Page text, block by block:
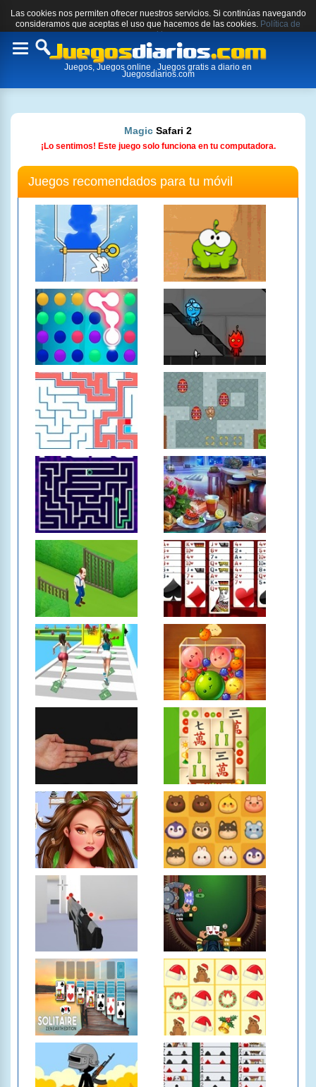
Las cookies nos permiten ofrecer nuestros servicios. Si continúas navegando
consideramos que aceptas el uso que hacemos de las cookies. Política de
cookies.
Toggle
Juegos, Juegos online , Juegos gratis a diario en
Juegosdiarios.com
Magic Safari 2
¡Lo sentimos! Este juego solo funciona en tu computadora.
Juegos recomendados para tu móvil